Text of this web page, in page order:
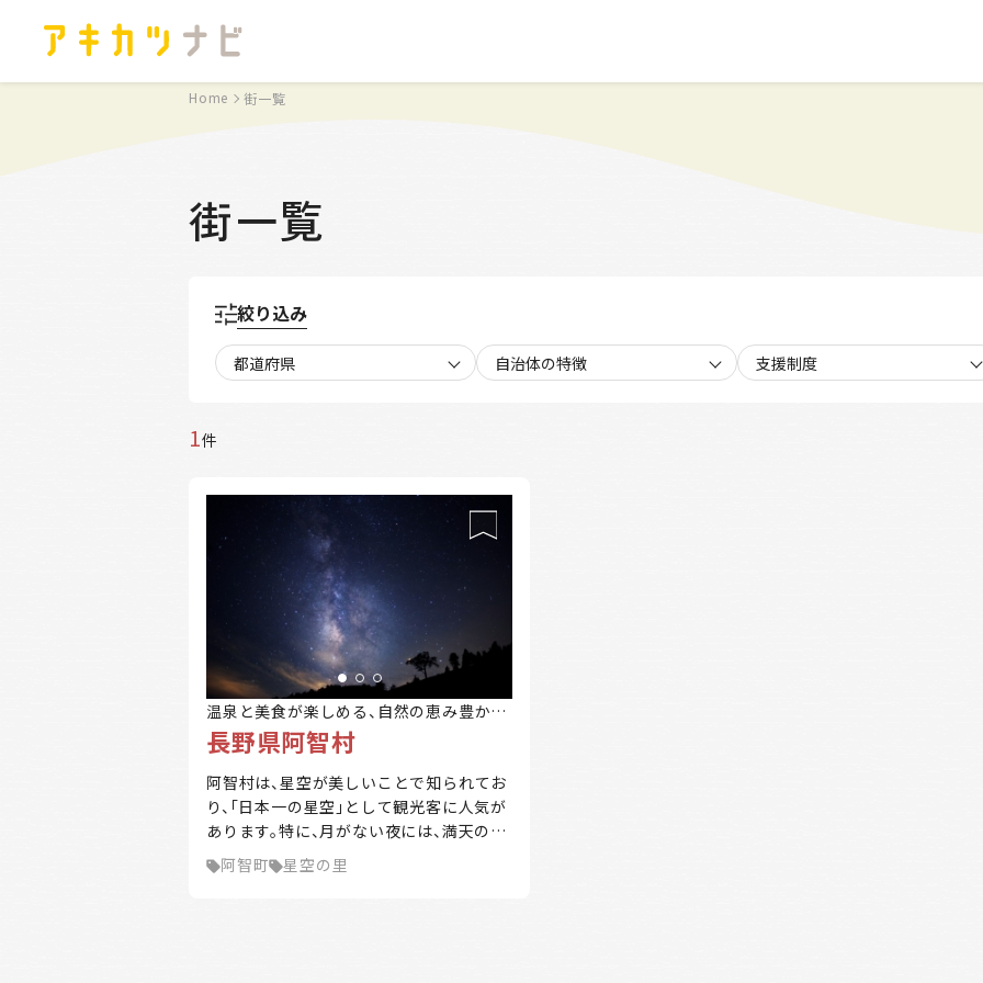
Home 街一覧
街一覧
絞り込み
都道府県 自治体の特徴 支援制度
1件
温泉と美食が楽しめる、自然の恵み豊かな
村
長野県阿智村
阿智村は、星空が美しいことで知られてお
り、「日本一の星空」として観光客に人気が
あります。特に、月がない夜には、満天の星
空が広がり、天の川がくっきりと見えるほ
どの絶景が楽しめます。村内には、星空を
阿智町 星空の里